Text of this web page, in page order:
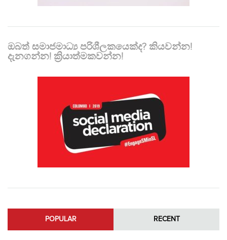
ඔබත් සමාජමාධ්‍ය පරිශීලකයෙක්ද? කියවන්න!
දැනගන්න! ක්‍රියාත්මකවන්න!
POPULAR RECENT